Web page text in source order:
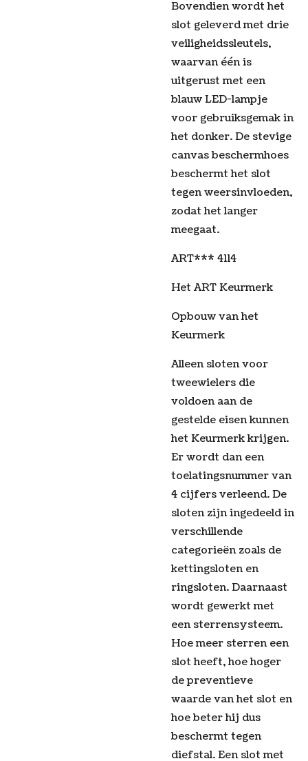
Bovendien wordt het
slot geleverd met drie
veiligheidssleutels,
waarvan één is
uitgerust met een
blauw LED-lampje
voor gebruiksgemak in
het donker. De stevige
canvas beschermhoes
beschermt het slot
tegen weersinvloeden,
zodat het langer
meegaat.
ART*** 4114
Het ART Keurmerk
Opbouw van het
Keurmerk
Alleen sloten voor
tweewielers die
voldoen aan de
gestelde eisen kunnen
het Keurmerk krijgen.
Er wordt dan een
toelatingsnummer van
4 cijfers verleend. De
sloten zijn ingedeeld in
verschillende
categorieën zoals de
kettingsloten en
ringsloten. Daarnaast
wordt gewerkt met
een sterrensysteem.
Hoe meer sterren een
slot heeft, hoe hoger
de preventieve
waarde van het slot en
hoe beter hij dus
beschermt tegen
diefstal. Een slot met